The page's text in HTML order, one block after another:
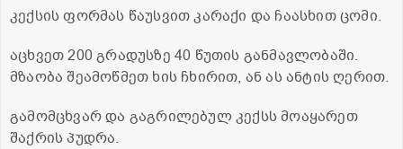
კექსის ფორმას წაუსვით კარაქი და ჩაასხით ცომი.
აცხვეთ 200 გრადუსზე 40 წუთის განმავლობაში.
მზაობა შეამოწმეთ ხის ჩხირით, ან ას ანტის ღერით.
გამომცხვარ და გაგრილებულ კექსს მოაყარეთ
შაქრის პუდრა.